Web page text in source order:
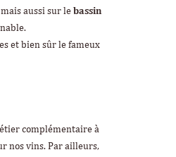
aussi sur le bassin
et bien sûr le fameux
complémentaire à
nos vins. Par ailleurs,